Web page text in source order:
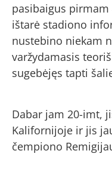
pasibaigus
ištarė stadiono
nustebino niekam
varžydamasis
sugebėjęs tapti
Dabar jam 20-imt,
Kalifornijoje ir jis
čempiono